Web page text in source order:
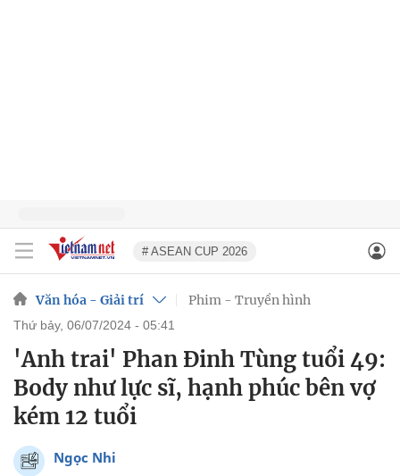
# ASEAN CUP 2026
Văn hóa - Giải trí Phim - Truyền hình
thứ bảy, 06/07/2024 - 05:41
'Anh trai' Phan Đinh Tùng tuổi 49:
Body như lực sĩ, hạnh phúc bên vợ
kém 12 tuổi
Ngọc Nhi